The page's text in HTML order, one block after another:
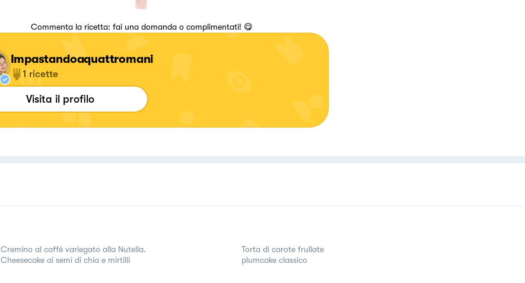
Commenta la ricetta: fai una domanda o complimentati! 😋
Impastandoaquattromani
1 ricette
Visita il profilo
Cremino al caffè variegato alla Nutella.
Cheesecake ai semi di chia e mirtilli
Torta di carote frullate
plumcake classico